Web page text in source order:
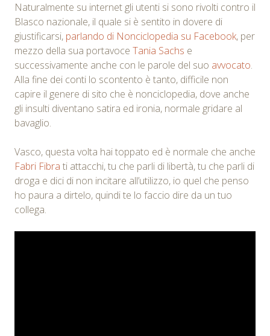
Naturalmente su internet gli utenti si sono rivolti contro il
Blasco nazionale, il quale si è sentito in dovere di
giustificarsi, parlando di Nonciclopedia su Facebook, per
mezzo della sua portavoce Tania Sachs e
successivamente anche con le parole del suo avvocato.
Alla fine dei conti lo scontento è tanto, difficile non
capire il genere di sito che è nonciclopedia, dove anche
gli insulti diventano satira ed ironia, normale gridare al
bavaglio.
Vasco, questa volta hai toppato ed è normale che anche
Fabri Fibra ti attacchi, tu che parli di libertà, tu che parli di
droga e dici di non incitare all’utilizzo, io quel che penso
ho paura a dirtelo, quindi te lo faccio dire da un tuo
collega.